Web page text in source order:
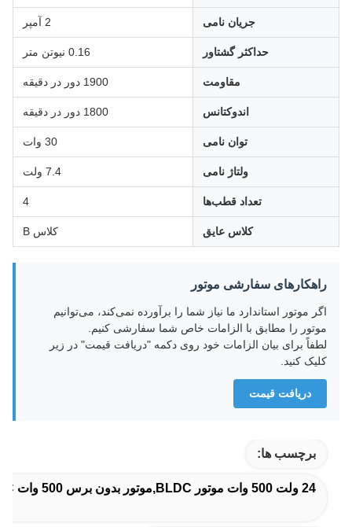
جریان نامی
حداکثر گشتاور 0.16 نیوتن متر
مقاومت 1900 دور در دقیقه
اندوکتانس 1800 دور در دقیقه
توان نامی 30 وات
ولتاژ نامی 7.4 ولت
تعداد قطب‌ها 4
کلاس عایق کلاس B
راهکارهای سفارشی موتور
اگر موتور استاندارد ما نیاز شما را برآورده نمی‌کند، می‌توانیم
موتور را مطابق با الزامات خاص شما سفارشی کنیم.
لطفاً برای بیان الزامات خود روی دکمه "دریافت قیمت" در زیر
کلیک کنید.
دریافت قیمت
برچسب ها:
24 ولت 500 وات موتور BLDC,موتور بدون برس 500 وات DC,موتور بدون برس 24 ولت 4500 دور در دقیقه